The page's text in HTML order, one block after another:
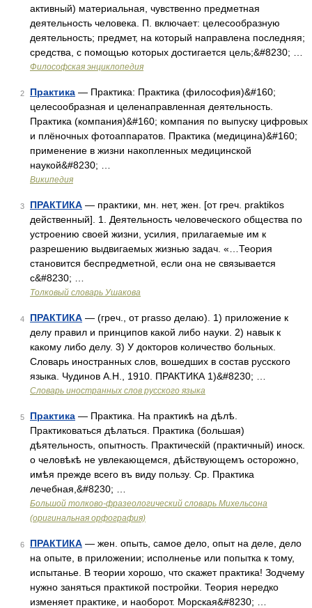
активный) материальная, чувственно предметная
деятельность человека. П. включает: целесообразную
деятельность; предмет, на который направлена последняя;
средства, с помощью которых достигается цель;&#8230; …
Философская энциклопедия
2 Практика — Практика: Практика (философия)&#160;
целесообразная и целенаправленная деятельность.
Практика (компания)&#160; компания по выпуску цифровых
и плёночных фотоаппаратов. Практика (медицина)&#160;
применение в жизни накопленных медицинской
наукой&#8230; …
Википедия
3 ПРАКТИКА — практики, мн. нет, жен. [от греч. praktikos
действенный]. 1. Деятельность человеческого общества по
устроению своей жизни, усилия, прилагаемые им к
разрешению выдвигаемых жизнью задач. «…Теория
становится беспредметной, если она не связывается
с&#8230; …
Толковый словарь Ушакова
4 ПРАКТИКА — (греч., от prasso делаю). 1) приложение к
делу правил и принципов какой либо науки. 2) навык к
какому либо делу. 3) У докторов количество больных.
Словарь иностранных слов, вошедших в состав русского
языка. Чудинов А.Н., 1910. ПРАКТИКА 1)&#8230; …
Словарь иностранных слов русского языка
5 Практика — Практика. На практикѣ на дѣлѣ.
Практиковаться дѣлаться. Практика (большая)
дѣятельность, опытность. Практическій (практичный) иноск.
о человѣкѣ не увлекающемся, дѣйствующемъ осторожно,
имѣя прежде всего въ виду пользу. Ср. Практика
лечебная,&#8230; …
Большой толково-фразеологический словарь Михельсона
(оригинальная орфография)
6 ПРАКТИКА — жен. опыть, самое дело, опыт на деле, дело
на опыте, в приложении; исполненье или попытка к тому,
испытанье. В теории хорошо, что скажет практика! Зодчему
нужно заняться практикой постройки. Теория нередко
изменяет практике, и наоборот. Морская&#8230; …